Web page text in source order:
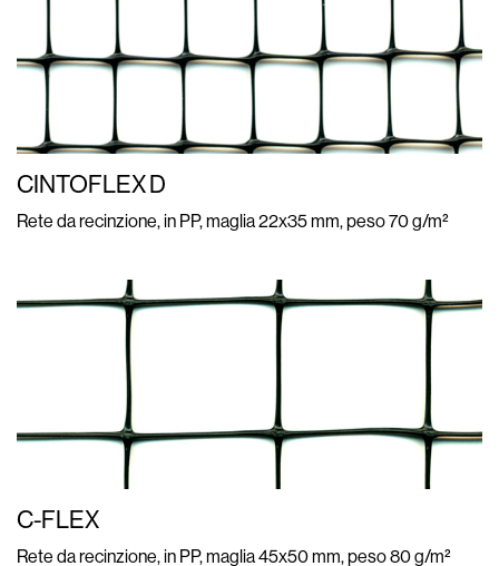
CINTOFLEX D
Rete da recinzione, in PP, maglia 22x35 mm, peso 70 g/m²
C-FLEX
Rete da recinzione, in PP, maglia 45x50 mm, peso 80 g/m²